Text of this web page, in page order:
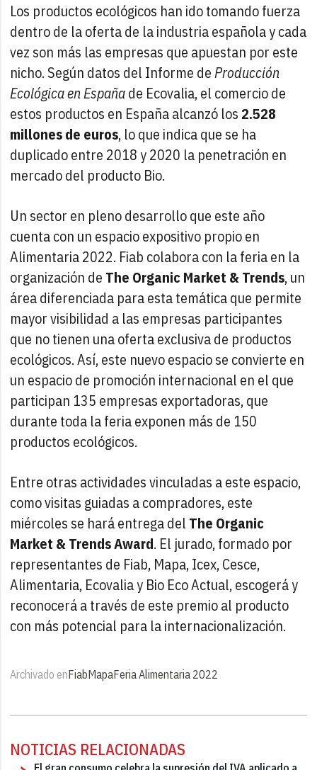
Los productos ecológicos han ido tomando fuerza
dentro de la oferta de la industria española y cada
vez son más las empresas que apuestan por este
nicho. Según datos del Informe deProducción
Ecológica en Españade Ecovalia, el comercio de
estos productos en España alcanzó los2.528
millones de euros, lo que indica que se ha
duplicado entre 2018 y 2020 la penetración en
mercado del producto Bio.
Un sector en pleno desarrollo que este año
cuenta con un espacio expositivo propio en
Alimentaria 2022. Fiab colabora con la feria en la
organización de The Organic Market & Trends, un
área diferenciada para esta temática que permite
mayor visibilidad a las empresas participantes
que no tienen una oferta exclusiva de productos
ecológicos. Así, este nuevo espacio se convierte en
un espacio de promoción internacional en el que
participan 135 empresas exportadoras, que
durante toda la feria exponen más de 150
productos ecológicos.
Entre otras actividades vinculadas a este espacio,
como visitas guiadas a compradores, este
miércoles se hará entrega del The Organic
Market & Trends Award. El jurado, formado por
representantes de Fiab, Mapa, Icex, Cesce,
Alimentaria, Ecovalia y Bio Eco Actual, escogerá y
reconocerá a través de este premio al producto
con más potencial para la internacionalización.
Archivado enFiabMapaFeria Alimentaria 2022
NOTICIAS RELACIONADAS